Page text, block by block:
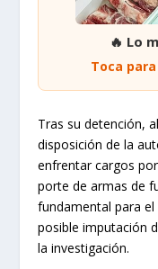
🔥 Lo
Toca
Tras su detención,
disposición de la
enfrentar cargos
porte de armas de
fundamental para
posible imputación
la investigación.